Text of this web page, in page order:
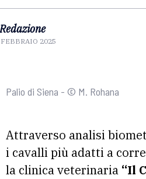
Redazione
2025
Palio di Siena - © M. Rohana
Attraverso analisi
i cavalli più adatti a
la clinica veterinaria “Il